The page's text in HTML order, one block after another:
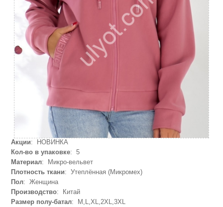
Акции: НОВИНКА
Кол-во в упаковке: 5
Материал: Микро-вельвет
Плотность ткани: Утеплённая (Микромех)
Пол: Женщина
Производство: Китай
Размер полу-батал: M,L,XL,2XL,3XL